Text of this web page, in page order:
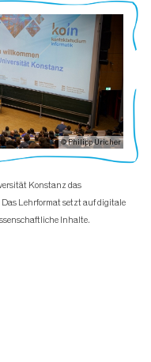
© Philipp Uricher
Konstanz das
Lehrformat setzt auf digitale
Inhalte.